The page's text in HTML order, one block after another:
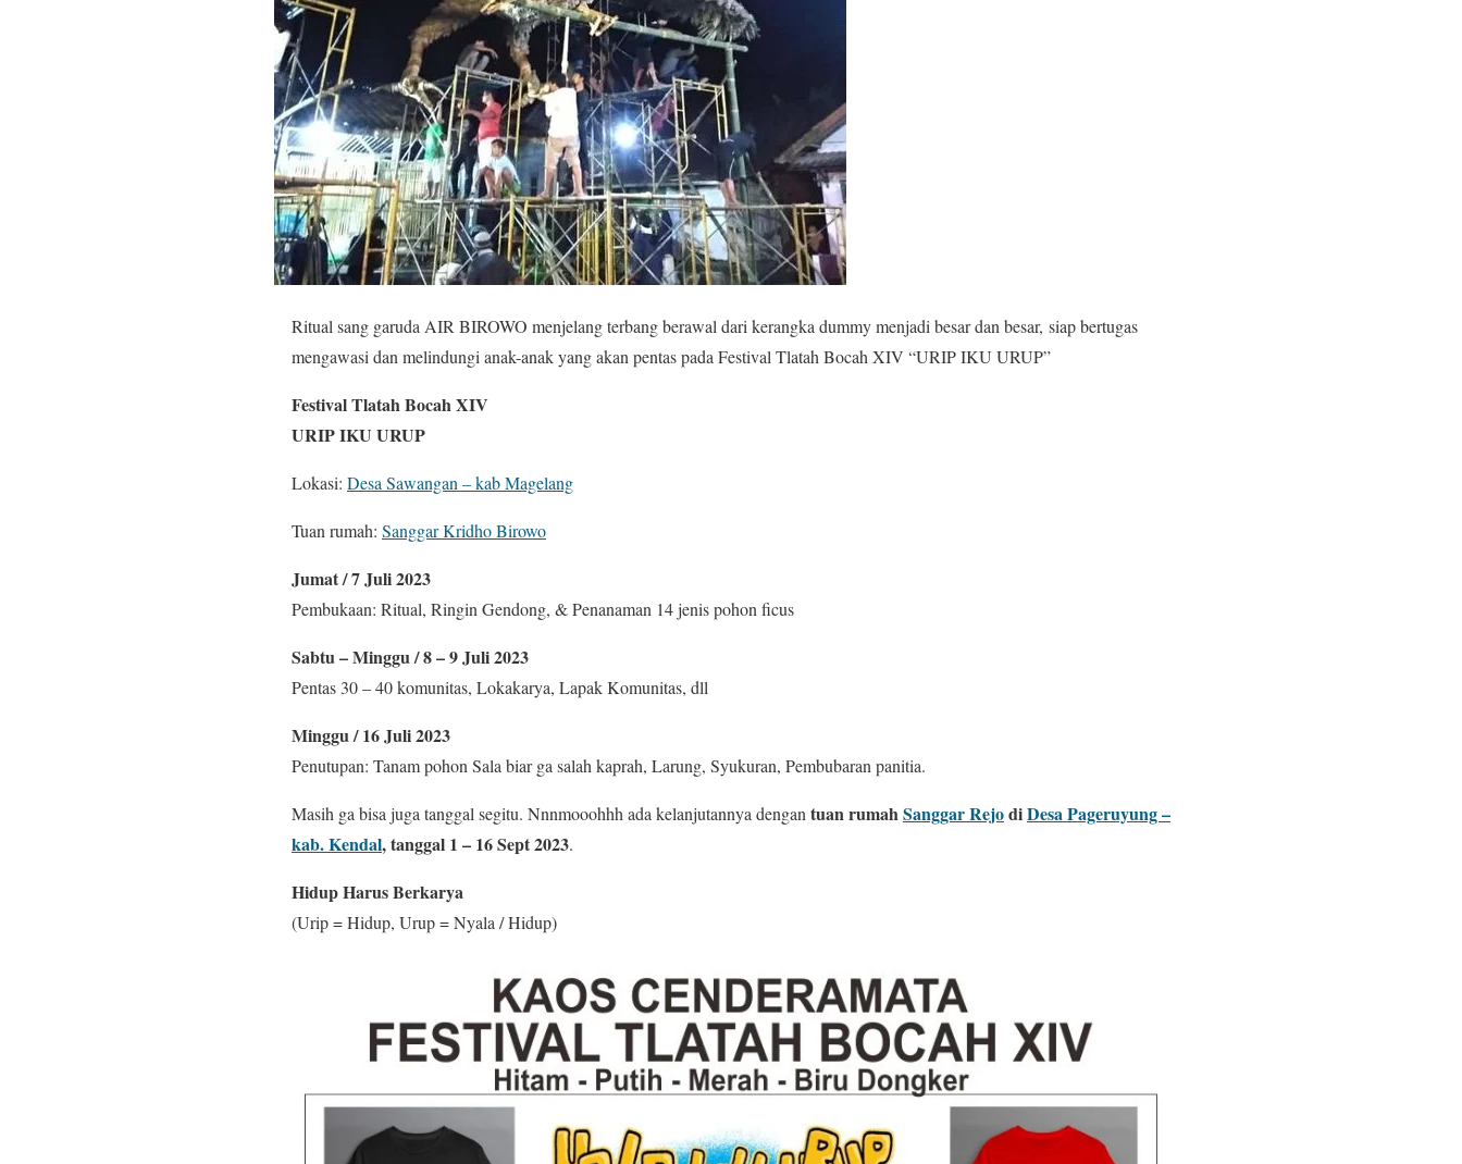
Ritual sang garuda AIR BIROWO menjelang terbang berawal dari kerangka dummy menjadi besar dan besar, siap bertugas
mengawasi dan melindungi anak-anak yang akan pentas pada Festival Tlatah Bocah XIV “URIP IKU URUP”
Festival Tlatah Bocah XIV
URIP IKU URUP
Lokasi: Desa Sawangan – kab Magelang
Tuan rumah: Sanggar Kridho Birowo
Jumat / 7 Juli 2023
Pembukaan: Ritual, Ringin Gendong, & Penanaman 14 jenis pohon ficus
Sabtu – Minggu / 8 – 9 Juli 2023
Pentas 30 – 40 komunitas, Lokakarya, Lapak Komunitas, dll
Minggu / 16 Juli 2023
Penutupan: Tanam pohon Sala biar ga salah kaprah, Larung, Syukuran, Pembubaran panitia.
Masih ga bisa juga tanggal segitu. Nnnmooohhh ada kelanjutannya dengan tuan rumahSanggar RejodiDesa Pageruyung –
kab. Kendal, tanggal 1 – 16 Sept 2023.
Hidup Harus Berkarya
(Urip = Hidup, Urup = Nyala / Hidup)